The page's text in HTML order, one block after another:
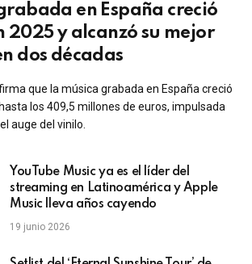
en España creció
2025 y alcanzó su mejor
dos décadas
que la música grabada en España creció
los 409,5 millones de euros, impulsada
auge del vinilo.
YouTube Music ya es el líder del
streaming en Latinoamérica y Apple
Music lleva años cayendo
19 junio 2026